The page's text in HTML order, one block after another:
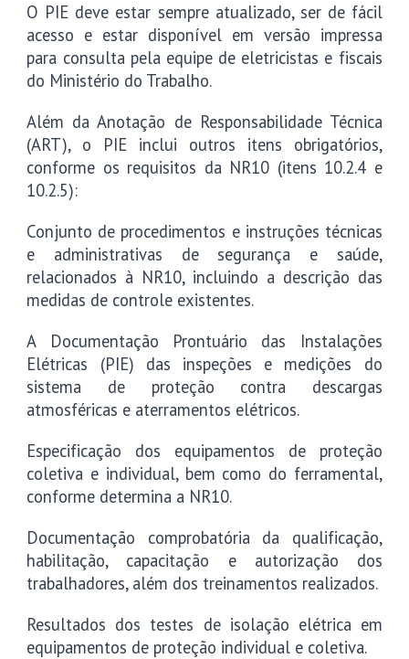
O PIE deve estar sempre atualizado, ser de fácil
acesso e estar disponível em versão impressa
para consulta pela equipe de eletricistas e fiscais
do Ministério do Trabalho.
Além da Anotação de Responsabilidade Técnica
(ART), o PIE inclui outros itens obrigatórios,
conforme os requisitos da NR10 (itens 10.2.4 e
10.2.5):
Conjunto de procedimentos e instruções técnicas
e administrativas de segurança e saúde,
relacionados à NR10, incluindo a descrição das
medidas de controle existentes.
A Documentação Prontuário das Instalações
Elétricas (PIE) das inspeções e medições do
sistema de proteção contra descargas
atmosféricas e aterramentos elétricos.
Especificação dos equipamentos de proteção
coletiva e individual, bem como do ferramental,
conforme determina a NR10.
Documentação comprobatória da qualificação,
habilitação, capacitação e autorização dos
trabalhadores, além dos treinamentos realizados.
Resultados dos testes de isolação elétrica em
equipamentos de proteção individual e coletiva.